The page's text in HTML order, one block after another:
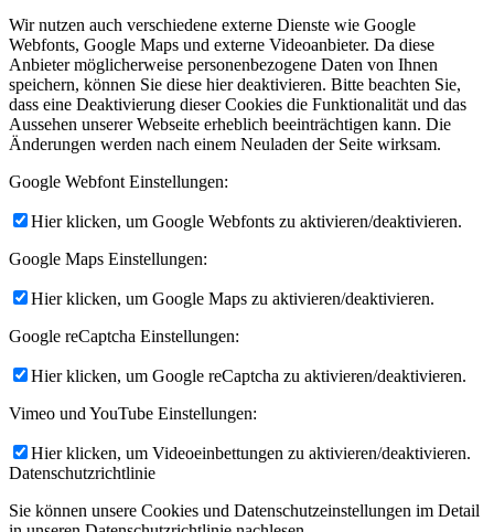
Wir nutzen auch verschiedene externe Dienste wie Google
Webfonts, Google Maps und externe Videoanbieter. Da diese
Anbieter möglicherweise personenbezogene Daten von Ihnen
speichern, können Sie diese hier deaktivieren. Bitte beachten Sie,
dass eine Deaktivierung dieser Cookies die Funktionalität und das
Aussehen unserer Webseite erheblich beeinträchtigen kann. Die
Änderungen werden nach einem Neuladen der Seite wirksam.
Google Webfont Einstellungen:
Hier klicken, um Google Webfonts zu aktivieren/deaktivieren.
Google Maps Einstellungen:
Hier klicken, um Google Maps zu aktivieren/deaktivieren.
Google reCaptcha Einstellungen:
Hier klicken, um Google reCaptcha zu aktivieren/deaktivieren.
Vimeo und YouTube Einstellungen:
Hier klicken, um Videoeinbettungen zu aktivieren/deaktivieren.
Datenschutzrichtlinie
Sie können unsere Cookies und Datenschutzeinstellungen im Detail